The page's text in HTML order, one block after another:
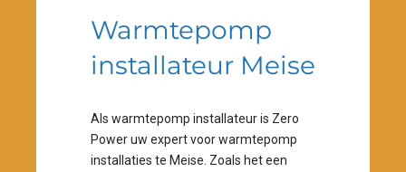
Warmtepomp
installateur Meise
Als warmtepomp installateur is Zero
Power uw expert voor warmtepomp
installaties te Meise. Zoals het een